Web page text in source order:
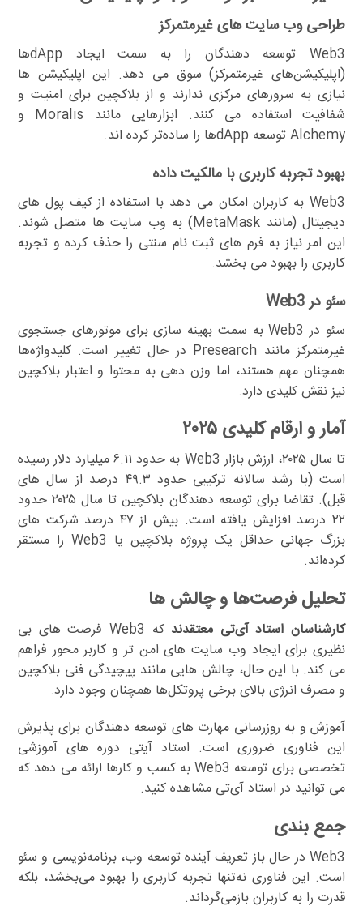
طراحی وب سایت های غیرمتمرکز
Web3 توسعه دهندگان را به سمت ایجاد dApp‌ها
(اپلیکیشن‌های غیرمتمرکز) سوق می دهد. این اپلیکیشن ها
نیازی به سرورهای مرکزی ندارند و از بلاکچین برای امنیت و
شفافیت استفاده می کنند. ابزارهایی مانند Moralis و
Alchemy توسعه dApp‌ها را ساده‌تر کرده اند.
بهبود تجربه کاربری با مالکیت داده
Web3 به کاربران امکان می دهد با استفاده از کیف پول های
دیجیتال (مانند MetaMask) به وب سایت ها متصل شوند.
این امر نیاز به فرم های ثبت نام سنتی را حذف کرده و تجربه
کاربری را بهبود می بخشد.
سئو در Web3
سئو در Web3 به سمت بهینه سازی برای موتورهای جستجوی
غیرمتمرکز مانند Presearch در حال تغییر است. کلیدواژه‌ها
همچنان مهم هستند، اما وزن دهی به محتوا و اعتبار بلاکچین
نیز نقش کلیدی دارد.
آمار و ارقام کلیدی ۲۰۲۵
تا سال ۲۰۲۵، ارزش بازار Web3 به حدود ۶.۱۱ میلیارد دلار رسیده
است (با رشد سالانه ترکیبی حدود ۴۹.۳ درصد از سال های
قبل). تقاضا برای توسعه دهندگان بلاکچین تا سال ۲۰۲۵ حدود
۲۲ درصد افزایش یافته است. بیش از ۴۷ درصد شرکت های
بزرگ جهانی حداقل یک پروژه بلاکچین یا Web3 را مستقر
کرده‌اند.
تحلیل فرصت‌ها و چالش ها
کارشناسان استاد آی‌تی معتقدند
که Web3 فرصت های بی
نظیری برای ایجاد وب سایت های امن تر و کاربر محور فراهم
می کند. با این حال، چالش هایی مانند پیچیدگی فنی بلاکچین
و مصرف انرژی بالای برخی پروتکل‌ها همچنان وجود دارد.
آموزش و به روزرسانی مهارت های توسعه دهندگان برای پذیرش
این فناوری ضروری است. استاد آیتی دوره های آموزشی
تخصصی برای توسعه Web3 به کسب و کارها ارائه می دهد که
می توانید در استاد آی‌تی مشاهده کنید.
جمع بندی
Web3 در حال باز تعریف آینده توسعه وب، برنامه‌نویسی و سئو
است. این فناوری نه‌تنها تجربه کاربری را بهبود می‌بخشد، بلکه
قدرت را به کاربران بازمی‌گرداند.